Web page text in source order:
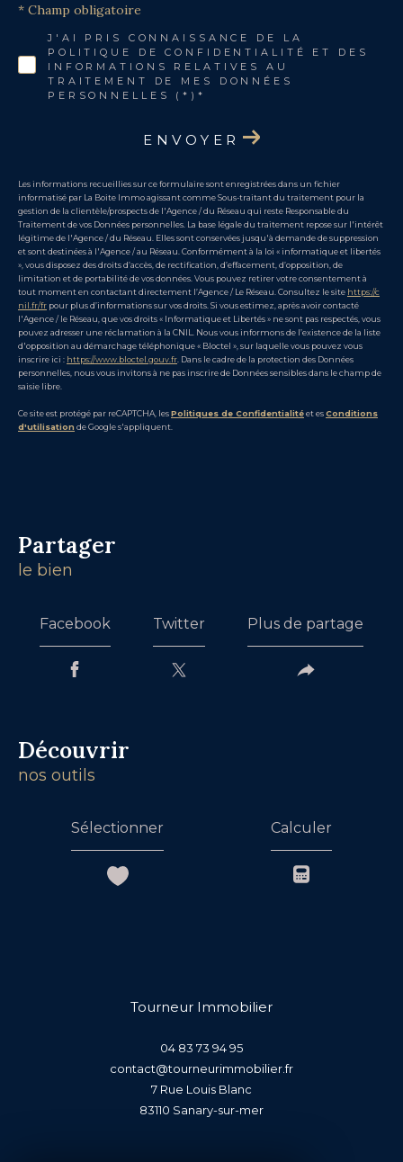
J'AI PRIS CONNAISSANCE DE LA
POLITIQUE DE CONFIDENTIALITÉ ET DES
INFORMATIONS RELATIVES AU
TRAITEMENT DE MES DONNÉES
PERSONNELLES (*)*
* Champ obligatoire
ENVOYER
Les informations recueillies sur ce formulaire sont enregistrées dans un fichier
informatisé par La Boite Immo agissant comme Sous-traitant du traitement pour la
gestion de la clientèle/prospects de l'Agence / du Réseau qui reste Responsable du
Traitement de vos Données personnelles. La base légale du traitement repose sur l'intérêt
légitime de l'Agence / du Réseau. Elles sont conservées jusqu'à demande de suppression
et sont destinées à l'Agence / au Réseau. Conformément à la loi « informatique et libertés
», vous disposez des droits d’accès, de rectification, d’effacement, d’opposition, de
limitation et de portabilité de vos données. Vous pouvez retirer votre consentement à
tout moment en contactant directement l’Agence / Le Réseau. Consultez le site https://c
nil.fr/fr pour plus d’informations sur vos droits. Si vous estimez, après avoir contacté
l'Agence / le Réseau, que vos droits « Informatique et Libertés » ne sont pas respectés, vous
pouvez adresser une réclamation à la CNIL. Nous vous informons de l’existence de la liste
d'opposition au démarchage téléphonique « Bloctel », sur laquelle vous pouvez vous
inscrire ici : https://www.bloctel.gouv.fr . Dans le cadre de la protection des Données
personnelles, nous vous invitons à ne pas inscrire de Données sensibles dans le champ de
saisie libre.
Ce site est protégé par reCAPTCHA, lesPolitiques de Confidentialitéet esConditions
d'utilisation de Google s'appliquent.
partager
le bien
Facebook Twitter Plus de partage
découvrir
nos outils
Sélectionner Calculer
Tourneur Immobilier
04 83 73 94 95
contact@tourneurimmobilier.fr
7 Rue Louis Blanc
83110
sanary-sur-mer